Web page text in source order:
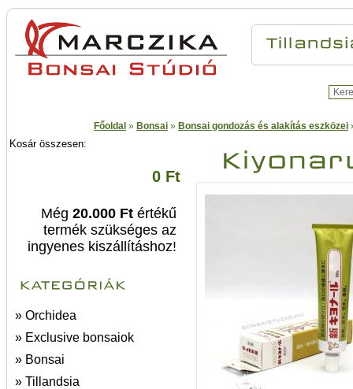
Főoldal » Bonsai » Bonsai gondozás és alakítás eszközei
Kosár összesen:
0 Ft
Még 20.000 Ft értékű
termék szükséges az
ingyenes kiszállításhoz!
» Orchidea
» Exclusive bonsaiok
» Bonsai
» Tillandsia